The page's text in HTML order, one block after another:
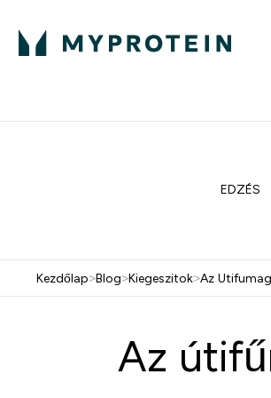
EDZÉS
Kezdőlap>Blog>Kiegeszitok>Az
Az